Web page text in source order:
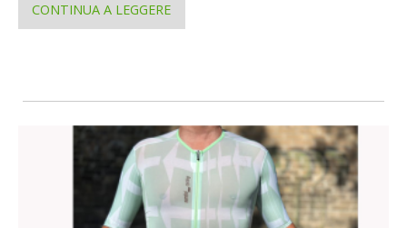
CONTINUA A LEGGERE